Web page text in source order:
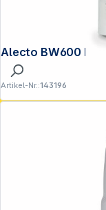
Alecto BW600
Artikel-Nr.:143196